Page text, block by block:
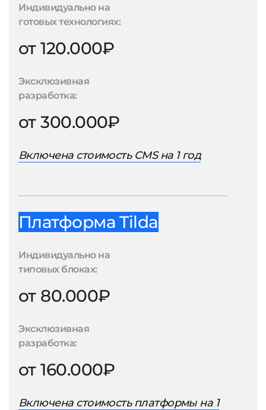
Индивидуально на
готовых технологиях:
от 120.000₽
Эксклюзивная
разработка:
от 300.000₽
Включена стоимость CMS на 1 год
Платформа Tilda
Индивидуально на
типовых блоках:
от 80.000₽
Эксклюзивная
разработка:
от 160.000₽
Включена стоимость платформы на 1